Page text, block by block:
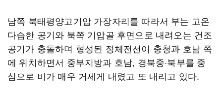
남쪽 북태평양고기압 가장자리를 따라서 부는 고온
다습한 공기와 북쪽 기압골 후면으로 내려오는 건조
공기가 충돌하며 형성된 정체전선이 충청과 호남 쪽
에 위치하면서 중부지방과 호남, 경북중·북부를 중
심으로 비가 매우 거세게 내렸고 또 내리고 있다.